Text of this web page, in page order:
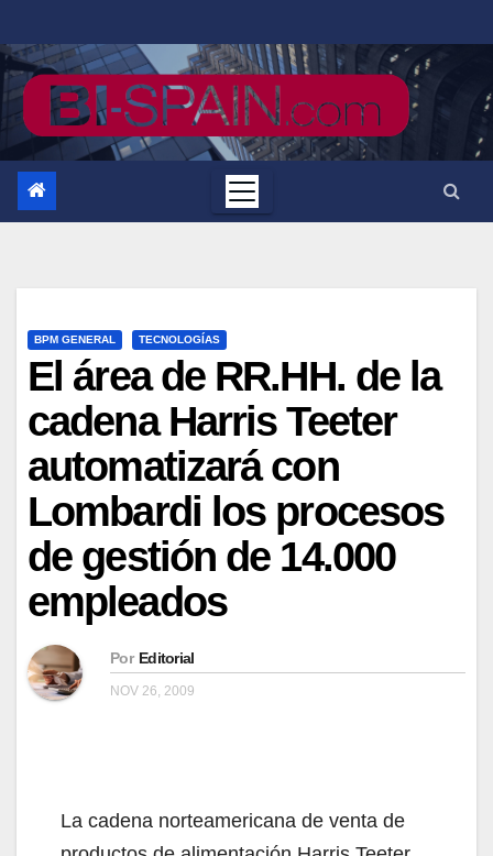
al
contenido
BPM GENERAL TECNOLOGÍAS
El área de RR.HH. de la
cadena Harris Teeter
automatizará con
Lombardi los procesos
de gestión de 14.000
empleados
Por Editorial
NOV 26, 2009
La cadena norteamericana de venta de